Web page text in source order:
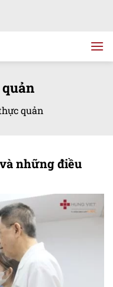
quản
những điều